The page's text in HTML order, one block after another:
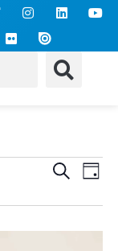
de
BuscarDía